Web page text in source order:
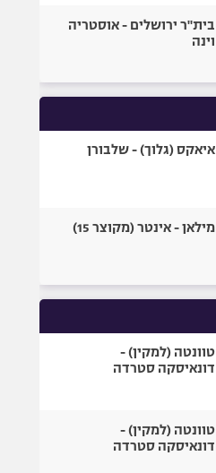
בית"ר ירושלים - אוסטריה
וינה
איאקס (גלוך) - שלבורן
מילאן - אינטר (מקוצר 15)
טוונטה (למקין) -
דונאיסקה סטרדה
טוונטה (למקין) -
דונאיסקה סטרדה